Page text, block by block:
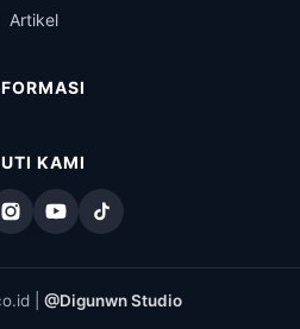
Artikel
KAMI
| @Digunwn Studio